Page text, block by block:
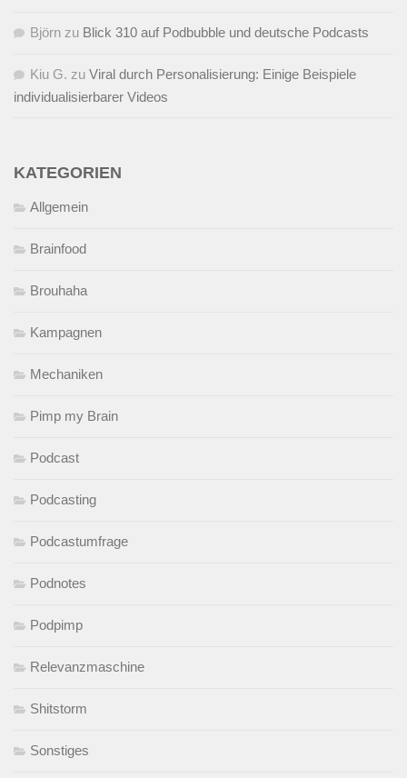
Björn zu Blick 310 auf Podbubble und deutsche Podcasts
Kiu G. zu Viral durch Personalisierung: Einige Beispiele
individualisierbarer Videos
KATEGORIEN
Allgemein
Brainfood
Brouhaha
Kampagnen
Mechaniken
Pimp my Brain
Podcast
Podcasting
Podcastumfrage
Podnotes
Podpimp
Relevanzmaschine
Shitstorm
Sonstiges